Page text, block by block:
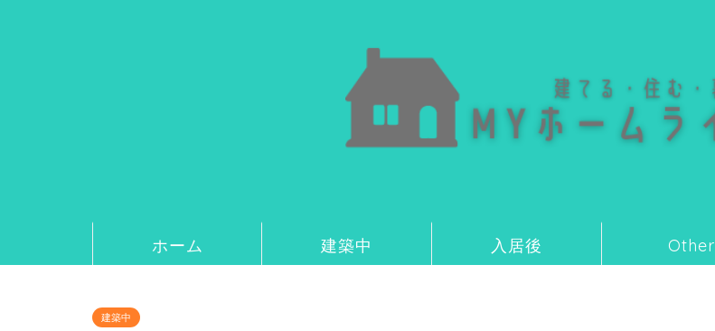
ホーム 建築中 入居後 Other
建築中